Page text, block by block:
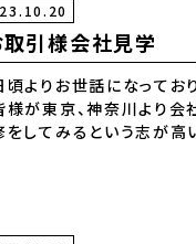
取引様会社見学
頃よりお世話になってお
様が東京、神奈川より会
をしてみるという志が高